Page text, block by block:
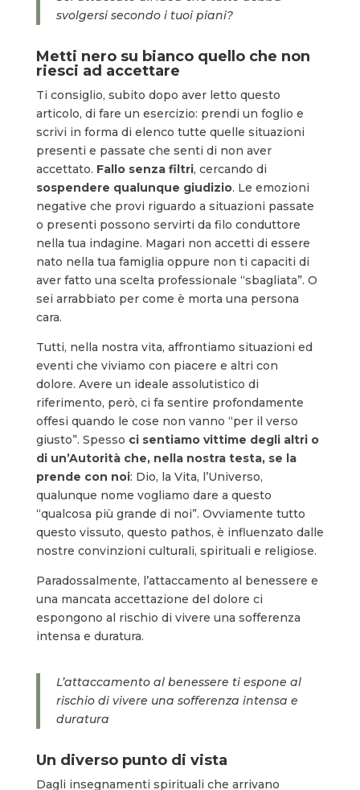
svolgersi secondo i tuoi piani?
Metti nero su bianco quello che non
riesci ad accettare
Ti consiglio, subito dopo aver letto questo
articolo, di fare un esercizio: prendi un foglio e
scrivi in forma di elenco tutte quelle situazioni
presenti e passate che senti di non aver
accettato. Fallo senza filtri, cercando di
sospendere qualunque giudizio. Le emozioni
negative che provi riguardo a situazioni passate
o presenti possono servirti da filo conduttore
nella tua indagine. Magari non accetti di essere
nato nella tua famiglia oppure non ti capaciti di
aver fatto una scelta professionale “sbagliata”. O
sei arrabbiato per come è morta una persona
cara.
Tutti, nella nostra vita, affrontiamo situazioni ed
eventi che viviamo con piacere e altri con
dolore. Avere un ideale assolutistico di
riferimento, però, ci fa sentire profondamente
offesi quando le cose non vanno “per il verso
giusto”. Spesso ci sentiamo vittime degli altri o
di un’Autorità che, nella nostra testa, se la
prende con noi: Dio, la Vita, l’Universo,
qualunque nome vogliamo dare a questo
“qualcosa più grande di noi”. Ovviamente tutto
questo vissuto, questo pathos, è influenzato dalle
nostre convinzioni culturali, spirituali e religiose.
Paradossalmente, l’attaccamento al benessere e
una mancata accettazione del dolore ci
espongono al rischio di vivere una sofferenza
intensa e duratura.
L’attaccamento al benessere ti espone al
rischio di vivere una sofferenza intensa e
duratura
Un diverso punto di vista
Dagli insegnamenti spirituali che arrivano